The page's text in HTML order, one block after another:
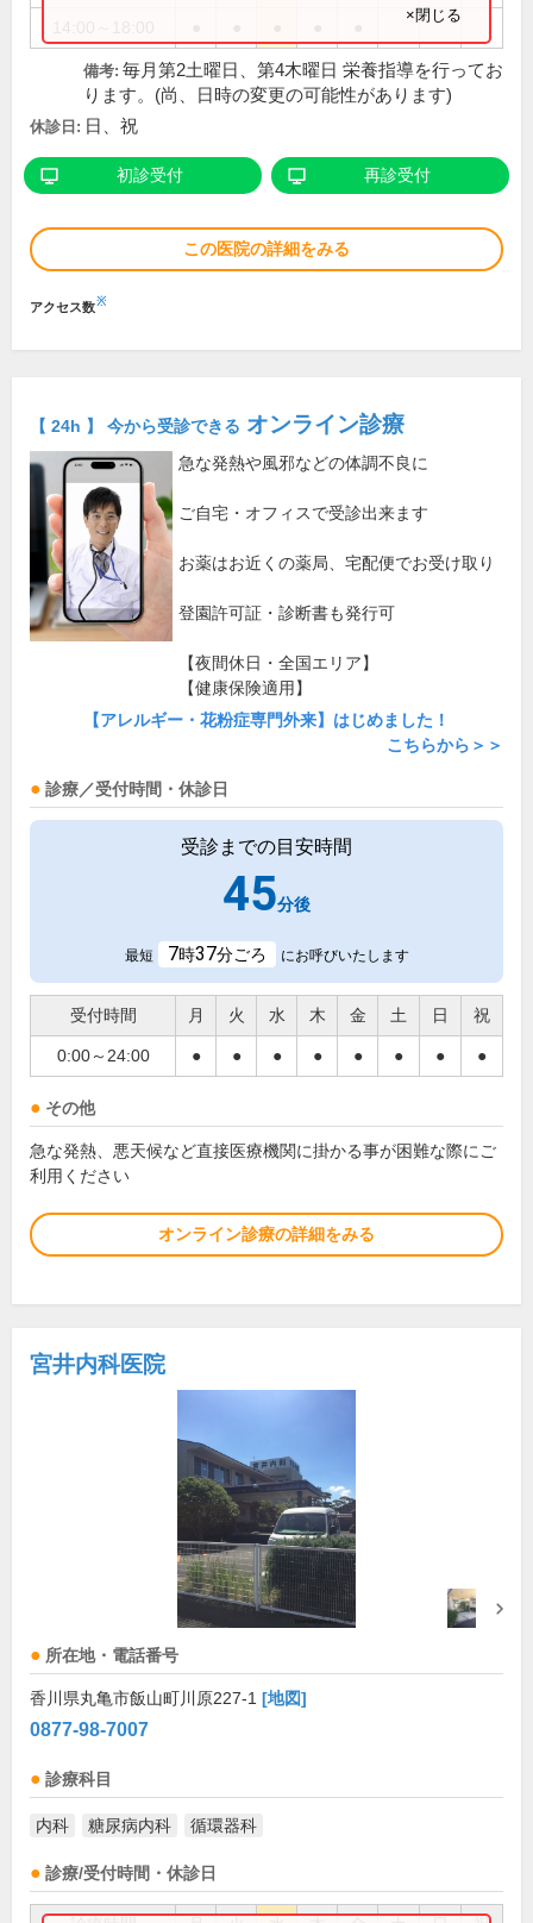
×閉じる
備考: 毎月第2土曜日、第4木曜日 栄養指導を行ってお
ります。(尚、日時の変更の可能性があります)
休診日: 日、祝
初診受付 再診受付
この医院の詳細をみる
アクセス数※
【 24h 】 今から受診できる オンライン診療
急な発熱や風邪などの体調不良に
ご自宅・オフィスで受診出来ます
お薬はお近くの薬局、宅配便でお受け取り
登園許可証・診断書も発行可
【夜間休日・全国エリア】
【健康保険適用】
【アレルギー・花粉症専門外来】はじめました！
こちらから＞＞
診療／受付時間・休診日
受診までの目安時間
45分後
最短 7時37分ごろ にお呼びいたします
受付時間 月 火 水 木 金 土 日 祝
0:00～24:00 ● ● ● ● ● ● ● ●
その他
急な発熱、悪天候など直接医療機関に掛かる事が困難な際にご
利用ください
オンライン診療の詳細をみる
宮井内科医院
所在地・電話番号
香川県丸亀市飯山町川原227-1 [地図]
0877-98-7007
診療科目
内科 糖尿病内科 循環器科
診療/受付時間・休診日